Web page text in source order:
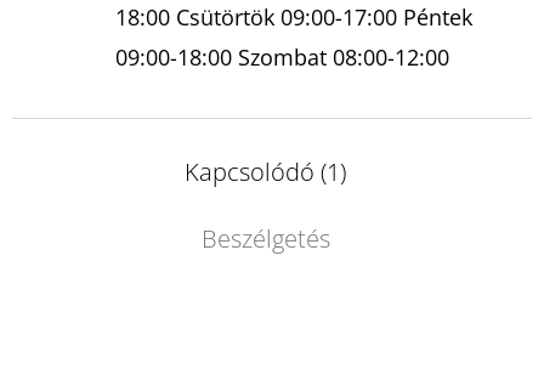
18:00 Csütörtök 09:00-17:00 Péntek
09:00-18:00 Szombat 08:00-12:00
Kapcsolódó (1)
Beszélgetés